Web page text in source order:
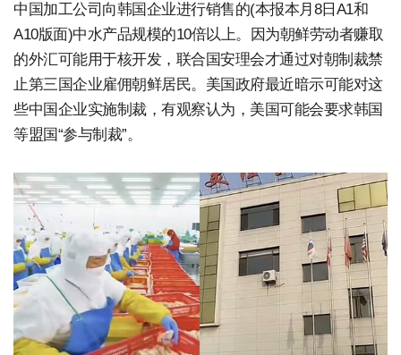
中国加工公司向韩国企业进行销售的(本报本月8日A1和
A10版面)中水产品规模的10倍以上。因为朝鲜劳动者赚取
的外汇可能用于核开发，联合国安理会才通过对朝制裁禁
止第三国企业雇佣朝鲜居民。美国政府最近暗示可能对这
些中国企业实施制裁，有观察认为，美国可能会要求韩国
等盟国“参与制裁”。